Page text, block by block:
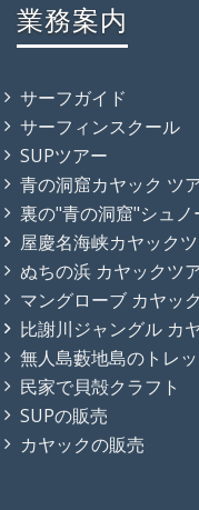
業務案内
サーフガイド
サーフィンスクール
SUPツアー
青の洞窟カヤック ツ
裏の"青の洞窟"シュ
屋慶名海峡カヤック
ぬちの浜 カヤックツ
マングローブ カヤッ
比謝川ジャングル カ
無人島藪地島のトレ
民家で貝殻クラフト
SUPの販売
カヤックの販売